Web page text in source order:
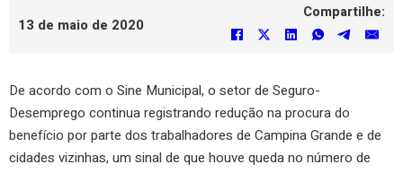
13 de maio de 2020
Compartilhe:
De acordo com o Sine Municipal, o setor de Seguro-
Desemprego continua registrando redução na procura do
benefício por parte dos trabalhadores de Campina Grande e de
cidades vizinhas, um sinal de que houve queda no número de